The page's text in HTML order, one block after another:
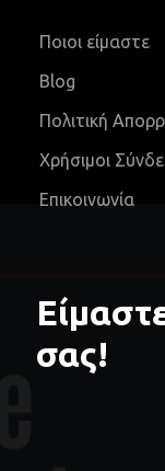
Ποιοι είμαστε
Blog
Πολιτική
Χρήσιμοι
Επικοινωνία
σας!